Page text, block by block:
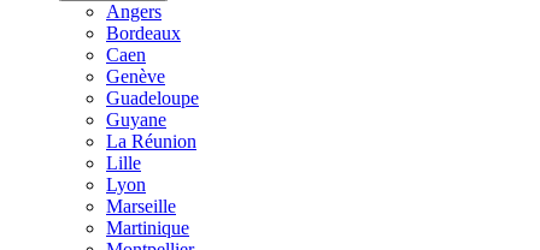
Angers
Bordeaux
Caen
Genève
Guadeloupe
Guyane
La Réunion
Lille
Lyon
Marseille
Martinique